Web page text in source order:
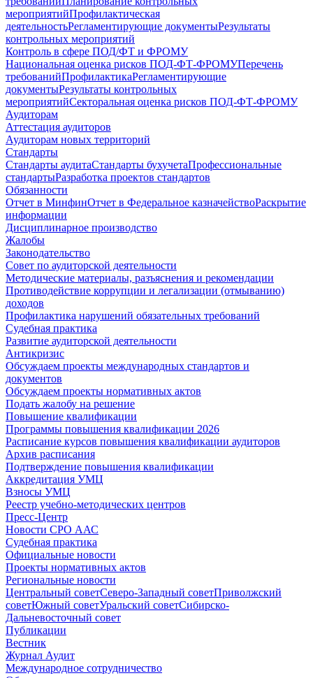
мероприятийПрофилактическая
деятельностьРегламентирующие документыРезультаты
контрольных мероприятий
Контроль в сфере ПОД/ФТ и ФРОМУ
Национальная оценка рисков ПОД-ФТ-ФРОМУПеречень
требованийПрофилактикаРегламентирующие
документыРезультаты контрольных
мероприятийСекторальная оценка рисков ПОД-ФТ-ФРОМУ
Аудиторам
Аттестация аудиторов
Аудиторам новых территорий
Стандарты
Стандарты аудитаСтандарты бухучетаПрофессиональные
стандартыРазработка проектов стандартов
Обязанности
Отчет в МинфинОтчет в Федеральное казначействоРаскрытие
информации
Дисциплинарное производство
Жалобы
Законодательство
Совет по аудиторской деятельности
Методические материалы, разъяснения и рекомендации
Противодействие коррупции и легализации (отмыванию)
доходов
Профилактика нарушений обязательных требований
Судебная практика
Развитие аудиторской деятельности
Антикризис
Обсуждаем проекты международных стандартов и
документов
Обсуждаем проекты нормативных актов
Подать жалобу на решение
Повышение квалификации
Программы повышения квалификации 2026
Расписание курсов повышения квалификации аудиторов
Архив расписания
Подтверждение повышения квалификации
Аккредитация УМЦ
Взносы УМЦ
Реестр учебно-методических центров
Пресс-Центр
Новости СРО ААС
Судебная практика
Официальные новости
Проекты нормативных актов
Региональные новости
Центральный советСеверо-Западный советПриволжский
советЮжный советУральский советСибирско-
Дальневосточный совет
Публикации
Вестник
Журнал Аудит
Международное сотрудничество